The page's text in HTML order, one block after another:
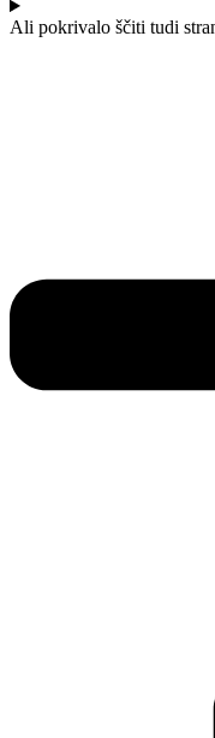
Ali pokrivalo ščiti tudi